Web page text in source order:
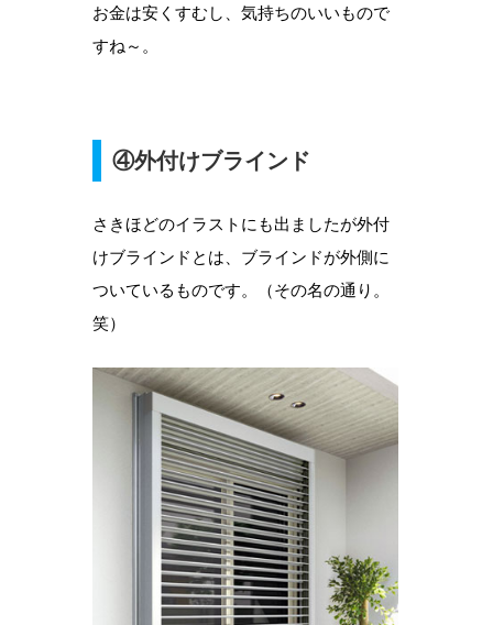
お金は安くすむし、気持ちのいいもので
すね～。
④外付けブラインド
さきほどのイラストにも出ましたが外付
けブラインドとは、ブラインドが外側に
ついているものです。（その名の通り。
笑）